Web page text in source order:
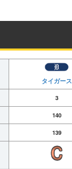
タイガース
3
140
139